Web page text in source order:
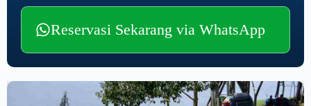
Reservasi Sekarang via WhatsApp